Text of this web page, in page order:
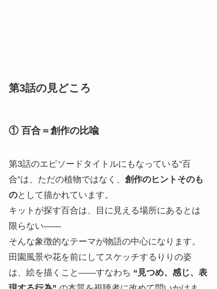
第3話の見どころ
① 百合＝創作の比喩
第3話のエピソードタイトルにもなっている“百
合”は、ただの植物ではなく、 創作のヒントそのも
のとして描かれています。
キットが探す百合は、目に見える場所にあるとは
限らない――
そんな象徴的なテーマが物語の中心になります。
田園風景や花を前にしてスケッチするりりの姿
は、絵を描くこと――すなわち “見つめ、感じ、表